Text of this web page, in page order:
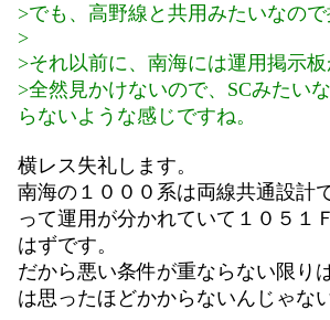
>でも、高野線と共用みたいなの
>
>それ以前に、南海には運用掲示
>全然見かけないので、SCみたい
らないような感じですね。
横レス失礼します。
南海の１０００系は両線共通設計
って運用が分かれていて１０５１
はずです。
だから悪い条件が重ならない限り
は思ったほどかからないんじゃな